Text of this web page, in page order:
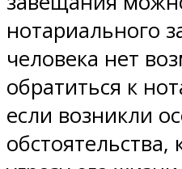
нотариального
человека нет
обратиться к
если возникли
обстоятельства,